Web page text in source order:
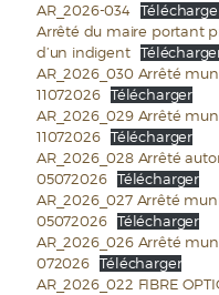
AR_2026-034
Arrêté du maire portant
d’un indigent
AR_2026_030 Arrêté
11072026
Télécharger
AR_2026_029 Arrêté
11072026
Télécharger
AR_2026_028 Arrêté
05072026
Télécharger
AR_2026_027 Arrêté
05072026
Télécharger
AR_2026_026 Arrêté
072026
Télécharger
AR_2026_022 FIBRE